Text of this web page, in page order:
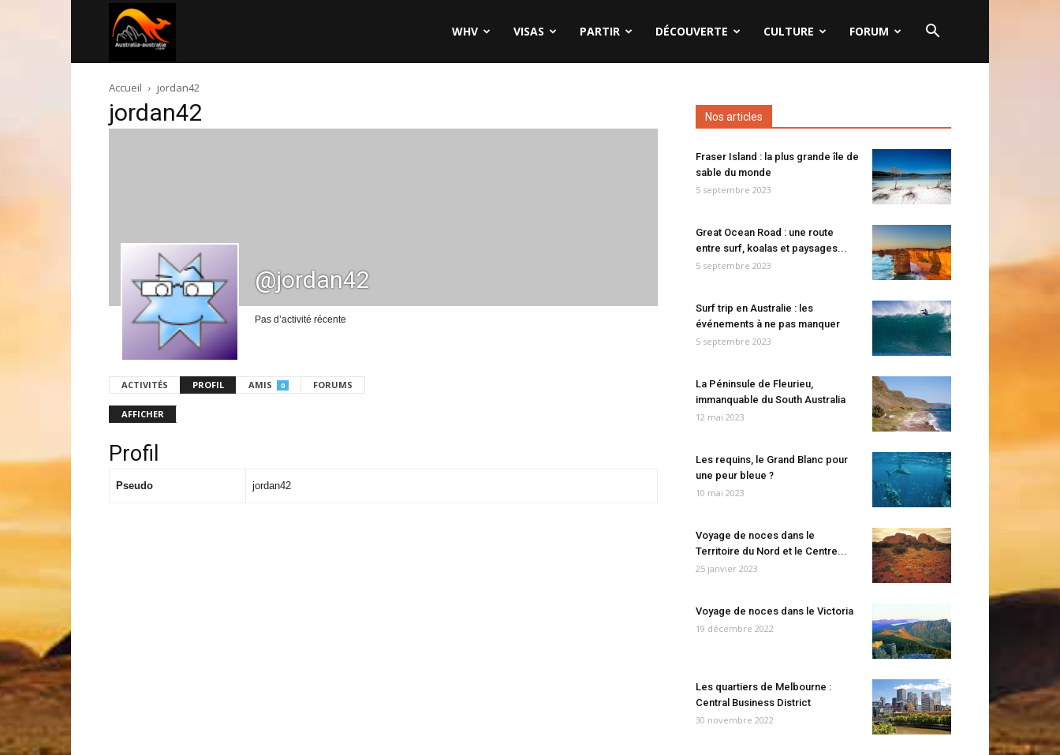
australie.com
WHV VISAS PARTIR DÉCOUVERTE CULTURE FORUM
Accueil jordan42
jordan42
@jordan42
Pas d’activité récente
ACTIVITÉS PROFIL AMIS 0 FORUMS
AFFICHER
Profil
Pseudo jordan42
Nos articles
Fraser Island : la plus grande île de
sable du monde
5 septembre 2023
Great Ocean Road : une route
entre surf, koalas et paysages...
5 septembre 2023
Surf trip en Australie : les
événements à ne pas manquer
5 septembre 2023
La Péninsule de Fleurieu,
immanquable du South Australia
12 mai 2023
Les requins, le Grand Blanc pour
une peur bleue ?
10 mai 2023
Voyage de noces dans le
Territoire du Nord et le Centre...
25 janvier 2023
Voyage de noces dans le Victoria
19 décembre 2022
Les quartiers de Melbourne :
Central Business District
30 novembre 2022